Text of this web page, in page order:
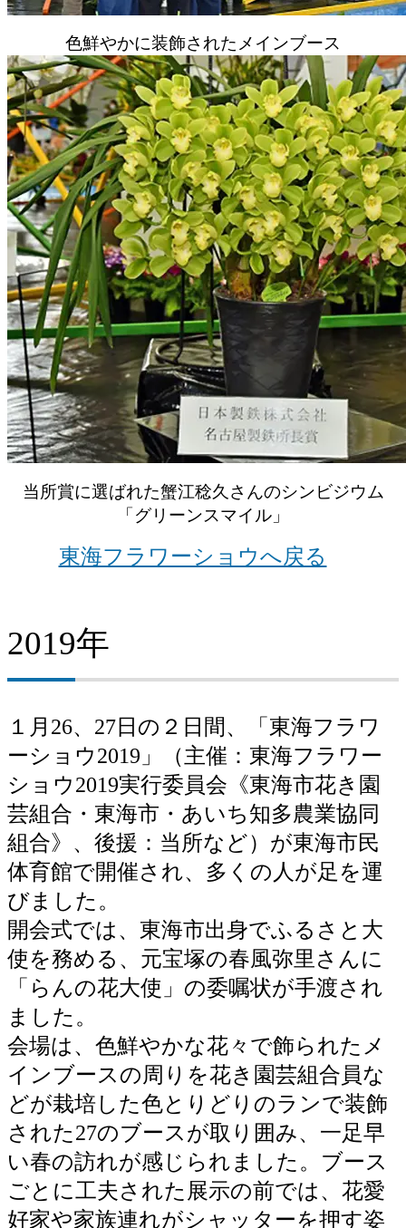
色鮮やかに装飾されたメインブース
当所賞に選ばれた蟹江稔久さんのシンビジウム
「グリーンスマイル」
東海フラワーショウへ戻る
2019年
１月26、27日の２日間、「東海フラワ
ーショウ2019」（主催：東海フラワー
ショウ2019実行委員会《東海市花き園
芸組合・東海市・あいち知多農業協同
組合》、後援：当所など）が東海市民
体育館で開催され、多くの人が足を運
びました。
開会式では、東海市出身でふるさと大
使を務める、元宝塚の春風弥里さんに
「らんの花大使」の委嘱状が手渡され
ました。
会場は、色鮮やかな花々で飾られたメ
インブースの周りを花き園芸組合員な
どが栽培した色とりどりのランで装飾
された27のブースが取り囲み、一足早
い春の訪れが感じられました。ブース
ごとに工夫された展示の前では、花愛
好家や家族連れがシャッターを押す姿